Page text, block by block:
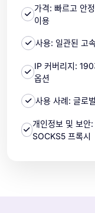
가격: 빠르고 안
이용
사용: 일관된 고
IP 커버리지:
옵션
사용 사례: 글로
개인정보 및 보안
SOCKS5 프록시